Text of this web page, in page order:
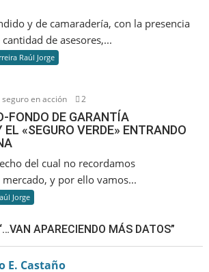
y de camaradería, con la presencia
de asesores,...
Raúl Jorge
seguro en acción 2
FONDO DE GARANTÍA
EL «SEGURO VERDE» ENTRANDO
del cual no recordamos
mercado, y por ello vamos...
Jorge
APARECIENDO MÁS DATOS”
E. Castaño